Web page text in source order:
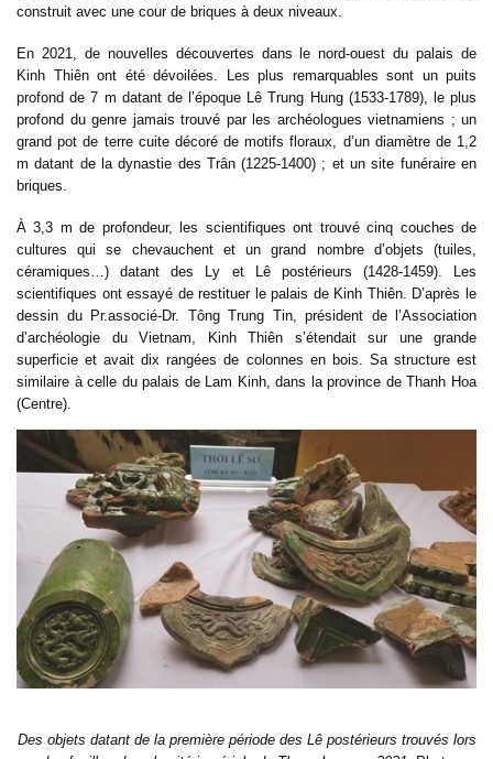
construit avec une cour de briques à deux niveaux.
En 2021, de nouvelles découvertes dans le nord-ouest du palais de
Kinh Thiên ont été dévoilées. Les plus remarquables sont un puits
profond de 7 m datant de l’époque Lê Trung Hung (1533-1789), le plus
profond du genre jamais trouvé par les archéologues vietnamiens ; un
grand pot de terre cuite décoré de motifs floraux, d’un diamètre de 1,2
m datant de la dynastie des Trân (1225-1400) ; et un site funéraire en
briques.
À 3,3 m de profondeur, les scientifiques ont trouvé cinq couches de
cultures qui se chevauchent et un grand nombre d’objets (tuiles,
céramiques…) datant des Ly et Lê postérieurs (1428-1459). Les
scientifiques ont essayé de restituer le palais de Kinh Thiên. D’après le
dessin du Pr.associé-Dr. Tông Trung Tin, président de l’Association
d’archéologie du Vietnam, Kinh Thiên s’étendait sur une grande
superficie et avait dix rangées de colonnes en bois. Sa structure est
similaire à celle du palais de Lam Kinh, dans la province de Thanh Hoa
(Centre).
Des objets datant de la première période des Lê postérieurs trouvés lors